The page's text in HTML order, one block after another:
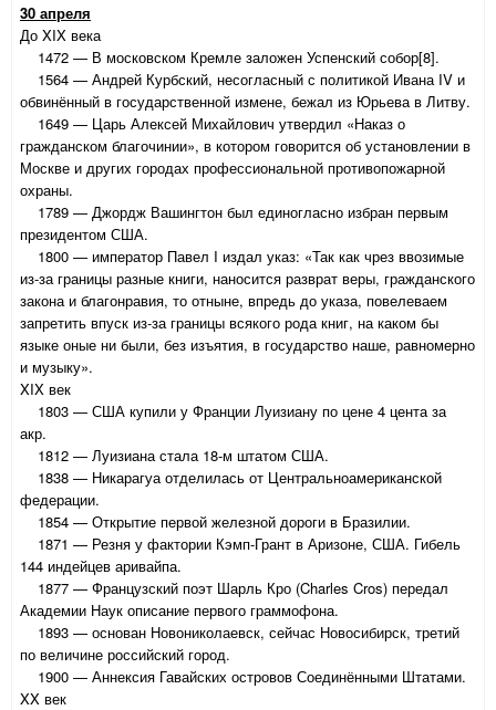
30 апреля
До XIX века
1472 — В московском Кремле заложен Успенский собор[8].
1564 — Андрей Курбский, несогласный с политикой Ивана IV и
обвинённый в государственной измене, бежал из Юрьева в Литву.
1649 — Царь Алексей Михайлович утвердил «Наказ о
гражданском благочинии», в котором говорится об установлении в
Москве и других городах профессиональной противопожарной
охраны.
1789 — Джордж Вашингтон был единогласно избран первым
президентом США.
1800 — император Павел I издал указ: «Так как чрез ввозимые
из-за границы разные книги, наносится разврат веры, гражданского
закона и благонравия, то отныне, впредь до указа, повелеваем
запретить впуск из-за границы всякого рода книг, на каком бы
языке оные ни были, без изъятия, в государство наше, равномерно
и музыку».
XIX век
1803 — США купили у Франции Луизиану по цене 4 цента за
акр.
1812 — Луизиана стала 18-м штатом США.
1838 — Никарагуа отделилась от Центральноамериканской
федерации.
1854 — Открытие первой железной дороги в Бразилии.
1871 — Резня у фактории Кэмп-Грант в Аризоне, США. Гибель
144 индейцев аривайпа.
1877 — Французский поэт Шарль Кро (Charles Cros) передал
Академии Наук описание первого граммофона.
1893 — основан Новониколаевск, сейчас Новосибирск, третий
по величине российский город.
1900 — Аннексия Гавайских островов Соединёнными Штатами.
XX век